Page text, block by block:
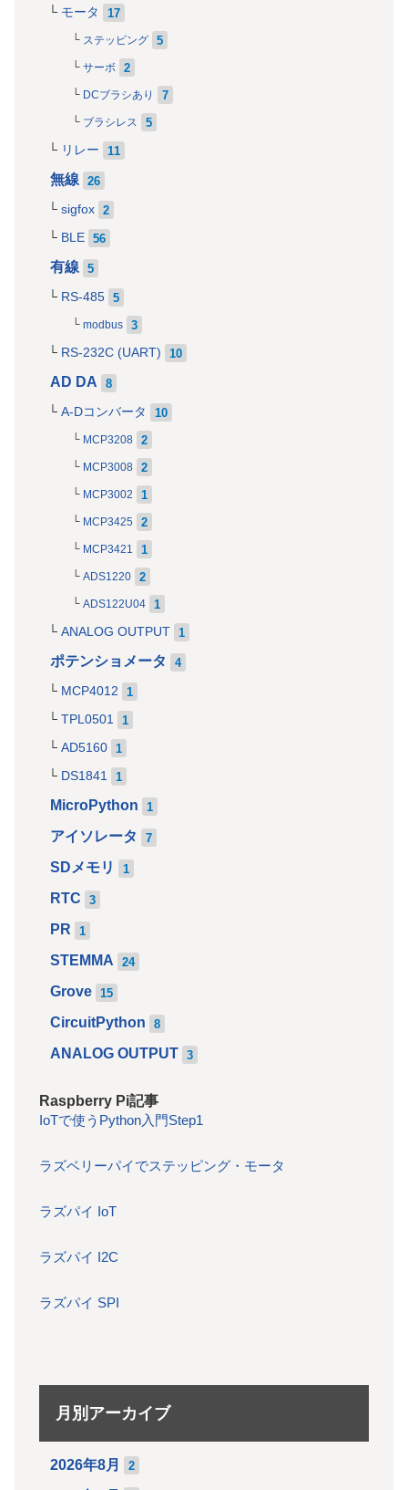
モータ 17
ステッピング 5
サーボ 2
DCブラシあり 7
ブラシレス 5
リレー 11
無線 26
sigfox 2
BLE 56
有線 5
RS-485 5
modbus 3
RS-232C (UART) 10
AD DA 8
A-Dコンバータ 10
MCP3208 2
MCP3008 2
MCP3002 1
MCP3425 2
MCP3421 1
ADS1220 2
ADS122U04 1
ANALOG OUTPUT 1
ポテンショメータ 4
MCP4012 1
TPL0501 1
AD5160 1
DS1841 1
MicroPython 1
アイソレータ 7
SDメモリ 1
RTC 3
PR 1
STEMMA 24
Grove 15
CircuitPython 8
ANALOG OUTPUT 3
Raspberry Pi記事
IoTで使うPython入門Step1
ラズベリーパイでステッピング・モータ
ラズパイ IoT
ラズパイ I2C
ラズパイ SPI
月別アーカイブ
2026年8月 2